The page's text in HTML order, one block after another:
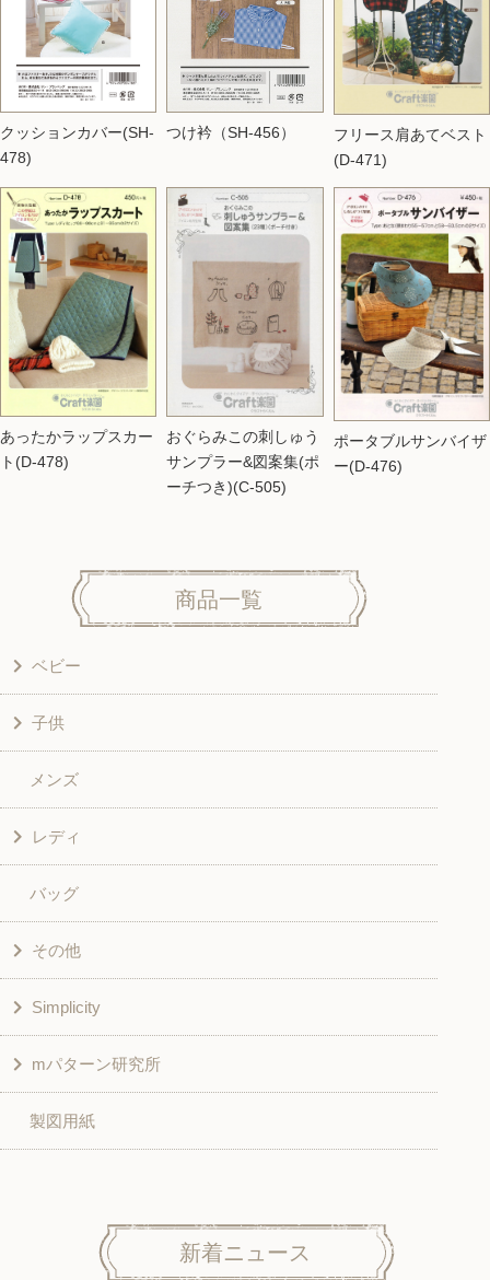
クッションカバー(SH-
478)
つけ衿（SH-456）
フリース肩あてベスト
(D-471)
あったかラップスカー
ト(D-478)
おぐらみこの刺しゅう
サンプラー&図案集(ポ
ーチつき)(C-505)
ポータブルサンバイザ
ー(D-476)
商品一覧
ベビー
洋服
和風衣類
グッズ
子供
ワンピース
シャツ・ブラウス
スカート・パンツ
和風衣類
入園入学グッズ
その他
メンズ
レディ
シャツ・ブラウス
チュニック
ワンピース
ベスト・ジャケット・コート
スカート
ニット地専用
バッグ
その他
学校家庭科教材用
その他
Simplicity
こども＆ベビー
ボトムス
ワンピース＆スーツ
mパターン研究所
子供服
ワンピース
製図用紙
新着ニュース